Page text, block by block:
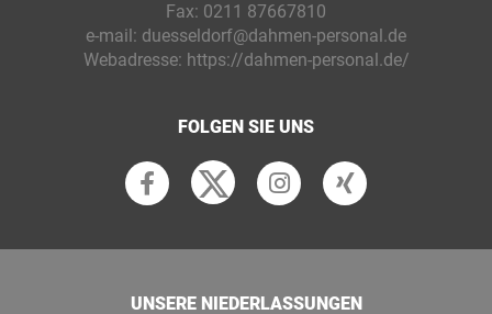
Fax: 0211 87667810
e-mail: duesseldorf@dahmen-personal.de
Webadresse: https://dahmen-personal.de/
FOLGEN SIE UNS
UNSERE NIEDERLASSUNGEN